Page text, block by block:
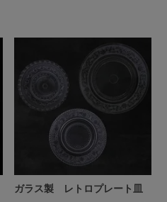
ガラス製 レトロプレート皿